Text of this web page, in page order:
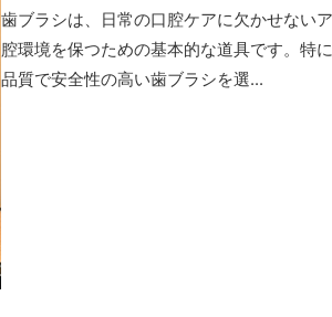
歯ブラシは、日常の口腔ケアに欠かせない
腔環境を保つための基本的な道具です。特
品質で安全性の高い歯ブラシを選...